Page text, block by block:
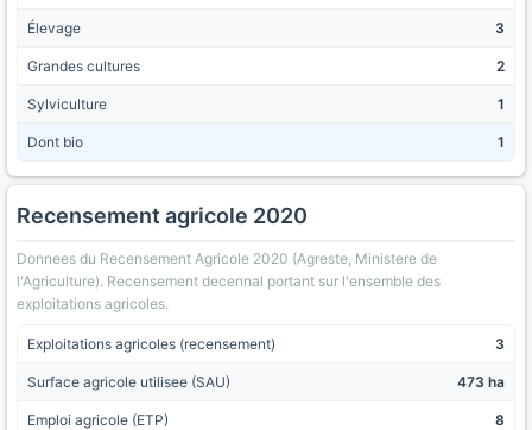
Élevage 3
Grandes cultures 2
Sylviculture 1
Dont bio 1
Recensement agricole 2020
Donnees du Recensement Agricole 2020 (Agreste, Ministere de
l'Agriculture). Recensement decennal portant sur l'ensemble des
exploitations agricoles.
Exploitations agricoles (recensement) 3
Surface agricole utilisee (SAU) 473 ha
Emploi agricole (ETP) 8